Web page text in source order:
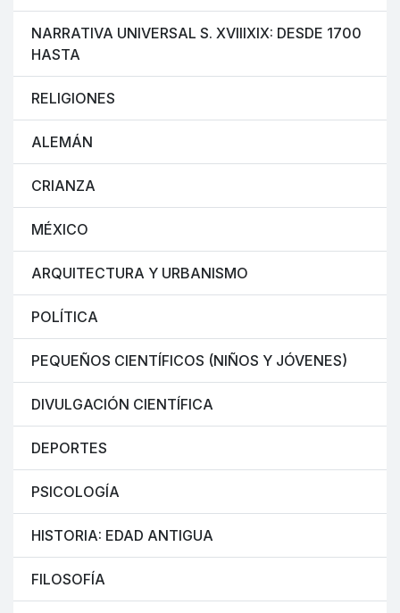
NARRATIVA UNIVERSAL S. XVIIIXIX: DESDE 1700
HASTA
RELIGIONES
ALEMÁN
CRIANZA
MÉXICO
ARQUITECTURA Y URBANISMO
POLÍTICA
PEQUEÑOS CIENTÍFICOS (NIÑOS Y JÓVENES)
DIVULGACIÓN CIENTÍFICA
DEPORTES
PSICOLOGÍA
HISTORIA: EDAD ANTIGUA
FILOSOFÍA